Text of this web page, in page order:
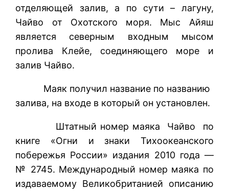
отделяющей залив, а по сути – лагуну,
Чайво от Охотского моря. Мыс Айяш
является северным входным мысом
пролива Клейе, соединяющего море и
залив Чайво.
Маяк получил название по названию
залива, на входе в который он установлен.
Штатный номер маяка Чайво по
книге «Огни и знаки Тихоокеанского
побережья России» издания 2010 года —
№ 2745. Международный номер маяка по
издаваемому Великобританией описанию